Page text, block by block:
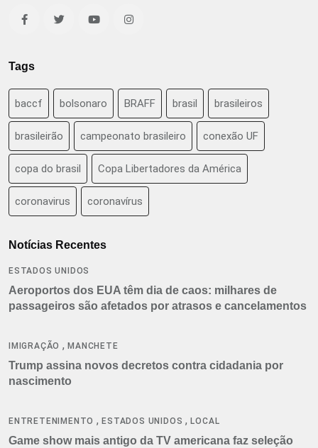
Tags
baccf bolsonaro BRAFF brasil brasileiros
brasileirão campeonato brasileiro conexão UF
copa do brasil Copa Libertadores da América
coronavirus coronavírus
Notícias Recentes
ESTADOS UNIDOS
Aeroportos dos EUA têm dia de caos: milhares de
passageiros são afetados por atrasos e cancelamentos
IMIGRAÇÃO ,MANCHETE
Trump assina novos decretos contra cidadania por
nascimento
ENTRETENIMENTO ,ESTADOS UNIDOS ,LOCAL
Game show mais antigo da TV americana faz seleção